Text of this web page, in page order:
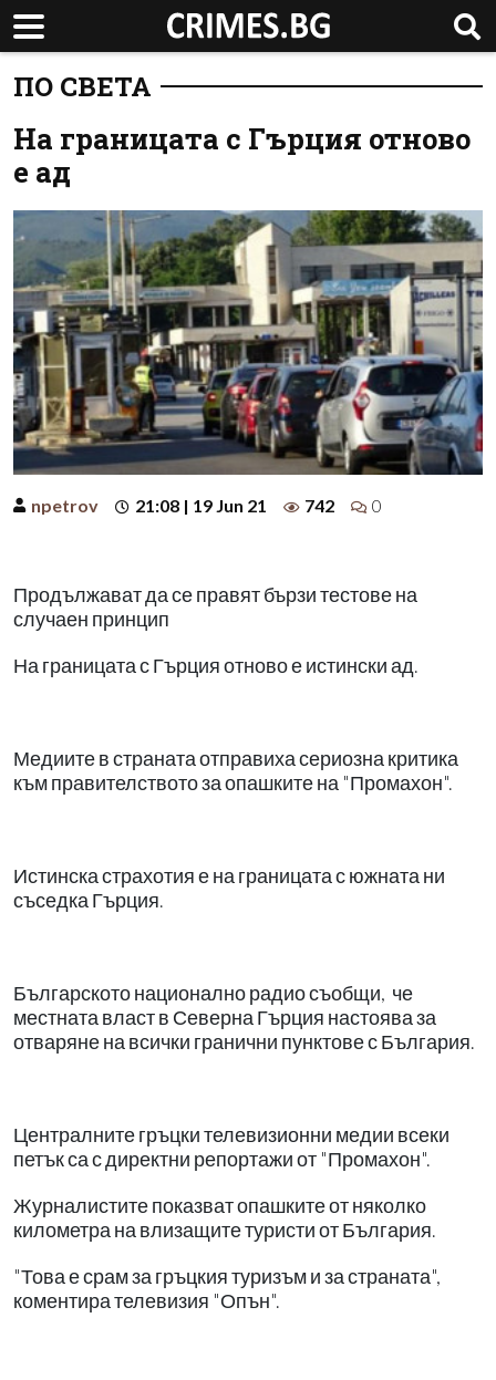
ПО СВЕТА
На границата с Гърция отново
е ад
npetrov 21:08 | 19 Jun 21 742 0
Продължават да се правят бързи тестове на
случаен принцип
На границата с Гърция отново е истински ад.
Медиите в страната отправиха сериозна критика
към правителството за опашките на "Промахон".
Истинска страхотия е на границата с южната ни
съседка Гърция.
Българското национално радио съобщи, че
местната власт в Северна Гърция настоява за
отваряне на всички гранични пунктове с България.
Централните гръцки телевизионни медии всеки
петък са с директни репортажи от "Промахон".
Журналистите показват опашките от няколко
километра на влизащите туристи от България.
"Това е срам за гръцкия туризъм и за страната",
коментира телевизия "Опън".